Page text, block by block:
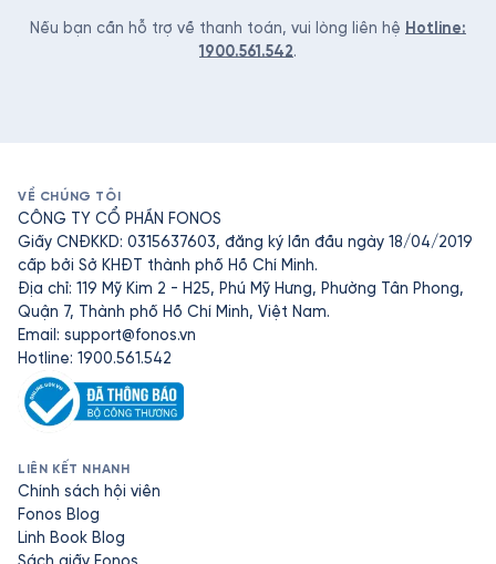
Nếu bạn cần hỗ trợ về thanh toán, vui lòng liên hệ Hotline:
1900.561.542.
VỀ CHÚNG TÔI
CÔNG TY CỔ PHẦN FONOS
Giấy CNĐKKD: 0315637603, đăng ký lần đầu ngày 18/04/2019
cấp bởi Sở KHĐT thành phố Hồ Chí Minh.
Địa chỉ: 119 Mỹ Kim 2 - H25, Phú Mỹ Hưng, Phường Tân Phong,
Quận 7, Thành phố Hồ Chí Minh, Việt Nam.
Email: support@fonos.vn
Hotline: 1900.561.542
LIÊN KẾT NHANH
Chính sách hội viên
Fonos Blog
Linh Book Blog